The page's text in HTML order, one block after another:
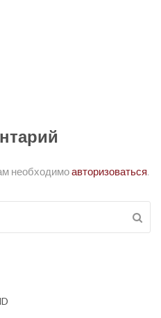
необходимоавторизоваться.